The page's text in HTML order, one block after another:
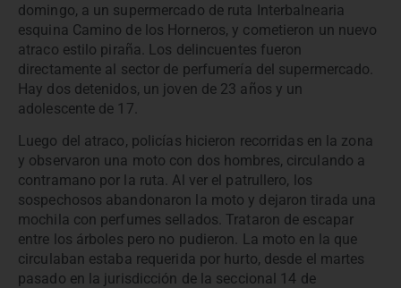
domingo, a un supermercado de ruta Interbalnearia
esquina Camino de los Horneros, y cometieron un nuevo
atraco estilo piraña. Los delincuentes fueron
directamente al sector de perfumería del supermercado.
Hay dos detenidos, un joven de 23 años y un
adolescente de 17.
Luego del atraco, policías hicieron recorridas en la zona
y observaron una moto con dos hombres, circulando a
contramano por la ruta. Al ver el patrullero, los
sospechosos abandonaron la moto y dejaron tirada una
mochila con perfumes sellados. Trataron de escapar
entre los árboles pero no pudieron. La moto en la que
circulaban estaba requerida por hurto, desde el martes
pasado en la jurisdicción de la seccional 14 de